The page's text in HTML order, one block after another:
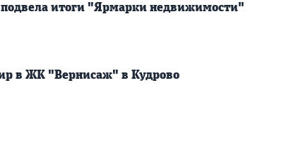
итоги "Ярмарки недвижимости"
в ЖК "Вернисаж" в Кудрово